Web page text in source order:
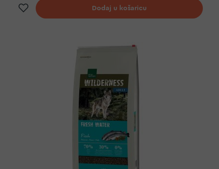
Dodaj na listu želja
Dodaj u košaricu